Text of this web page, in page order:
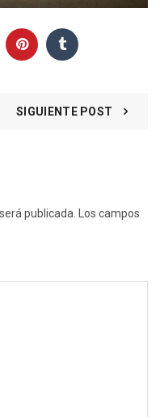
SIGUIENTE POST
publicada. Los campos